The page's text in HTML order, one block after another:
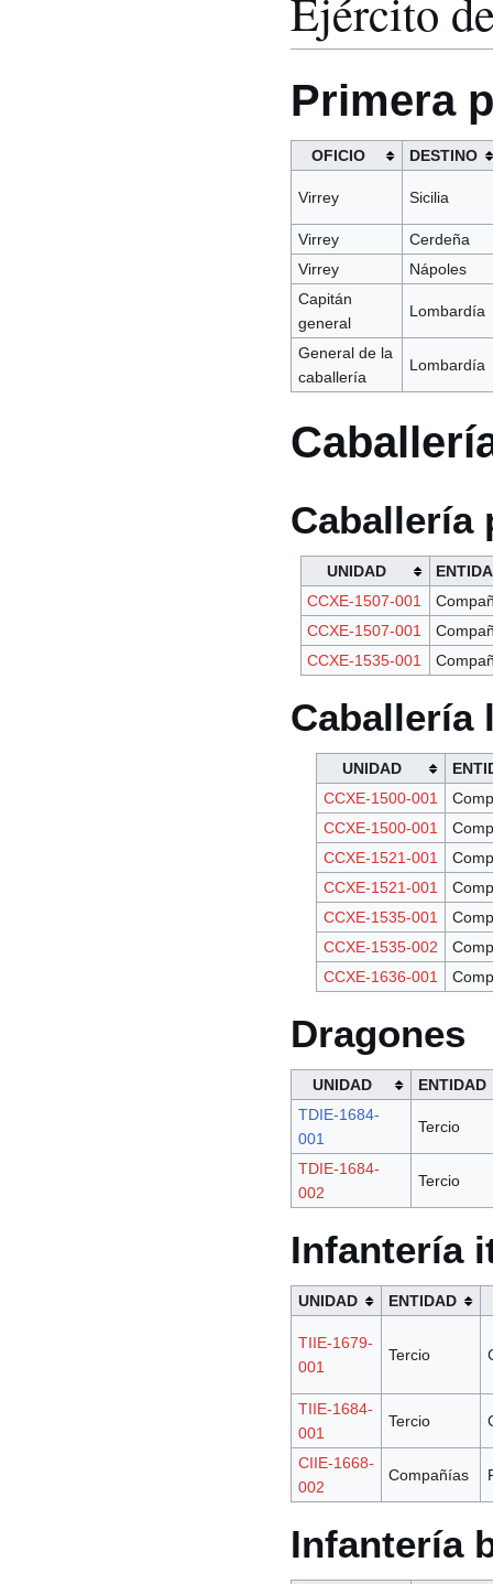
Primera
OFICIO DESTINO
Virrey Sicilia
Virrey
Cerdeña
Virrey
Nápoles
Capitán
general
Lombardía
General de la
caballería
Lombardía
Caballería
UNIDAD
CCXE-1507-001
CCXE-1507-001
CCXE-1535-001
Caballería
UNIDAD
CCXE-1500-001
CCXE-1500-001
CCXE-1521-001
CCXE-1521-001
CCXE-1535-001
CCXE-1535-002
CCXE-1636-001
Dragones
UNIDAD
ENTIDAD
TDIE-1684-
001
Tercio
TDIE-1684-
002
Tercio
Infantería
UNIDAD ENTIDAD
TIIE-1679-
001
Tercio
TIIE-1684-
001
Tercio
CIIE-1668-
002
Compañías
Infantería